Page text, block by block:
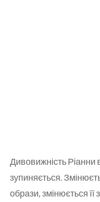
Дивовижність Ріанни
зупиняється.
образи, змінюється її